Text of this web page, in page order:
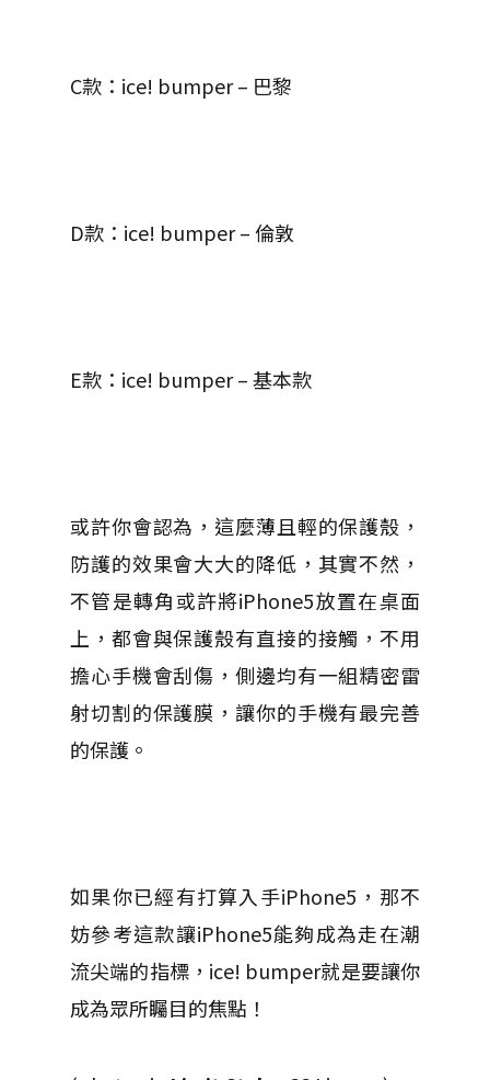
C款：ice! bumper – 巴黎
D款：ice! bumper – 倫敦
E款：ice! bumper – 基本款
或許你會認為，這麼薄且輕的保護殼，
防護的效果會大大的降低，其實不然，
不管是轉角或許將iPhone5放置在桌面
上，都會與保護殼有直接的接觸，不用
擔心手機會刮傷，側邊均有一組精密雷
射切割的保護膜，讓你的手機有最完善
的保護。
如果你已經有打算入手iPhone5，那不
妨參考這款讓iPhone5能夠成為走在潮
流尖端的指標，ice! bumper就是要讓你
成為眾所矚目的焦點！